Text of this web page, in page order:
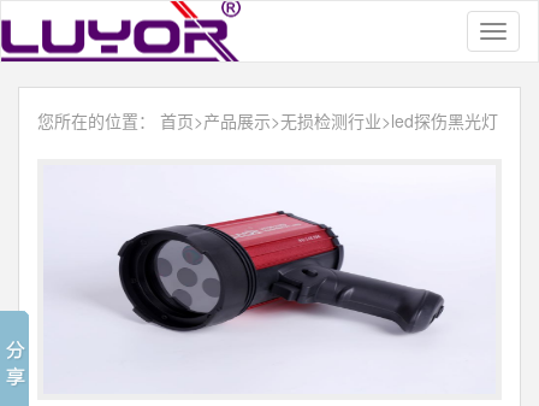
您所在的位置： 首页>产品展示>无损检测行业>led探伤黑光灯